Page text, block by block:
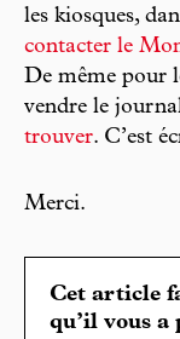
les kiosques,
contacter le
De même pour
vendre le
trouver. C’est
Merci.
Cet article
qu’il vous a